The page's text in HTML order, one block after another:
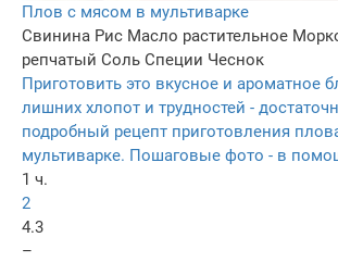
Плов с мясом в мультиварке
Свинина Рис Масло растительное
репчатый Соль Специи Чеснок
Приготовить это вкусное и ароматное
лишних хлопот и трудностей -
подробный рецепт приготовления
мультиварке. Пошаговые фото - в
1 ч.
2
4.3
–